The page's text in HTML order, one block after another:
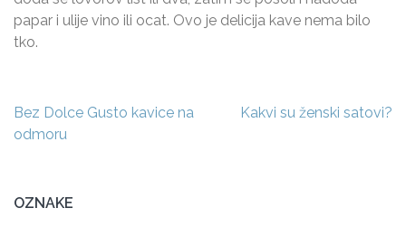
papar i ulije vino ili ocat. Ovo je delicija kave nema bilo
tko.
Navigacija
objava
Bez Dolce Gusto kavice na
odmoru
Kakvi su ženski satovi?
OZNAKE